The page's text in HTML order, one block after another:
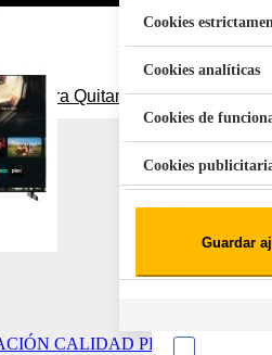
Quitamanchas 450W
CALIDAD PRECIO
Cookies
Cookies analíticas
Cookies de
Cookies
Guardar